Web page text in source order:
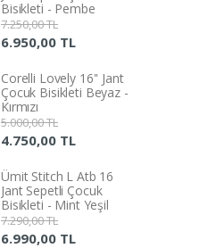
Bisikleti - Pembe
7.250,00 TL
6.950,00 TL
Corelli Lovely 16'' Jant
Çocuk Bisikleti Beyaz -
Kırmızı
5.000,00 TL
4.750,00 TL
Ümit Stitch L Atb 16
Jant Sepetli Çocuk
Bisikleti - Mint Yeşil
7.290,00 TL
6.990,00 TL